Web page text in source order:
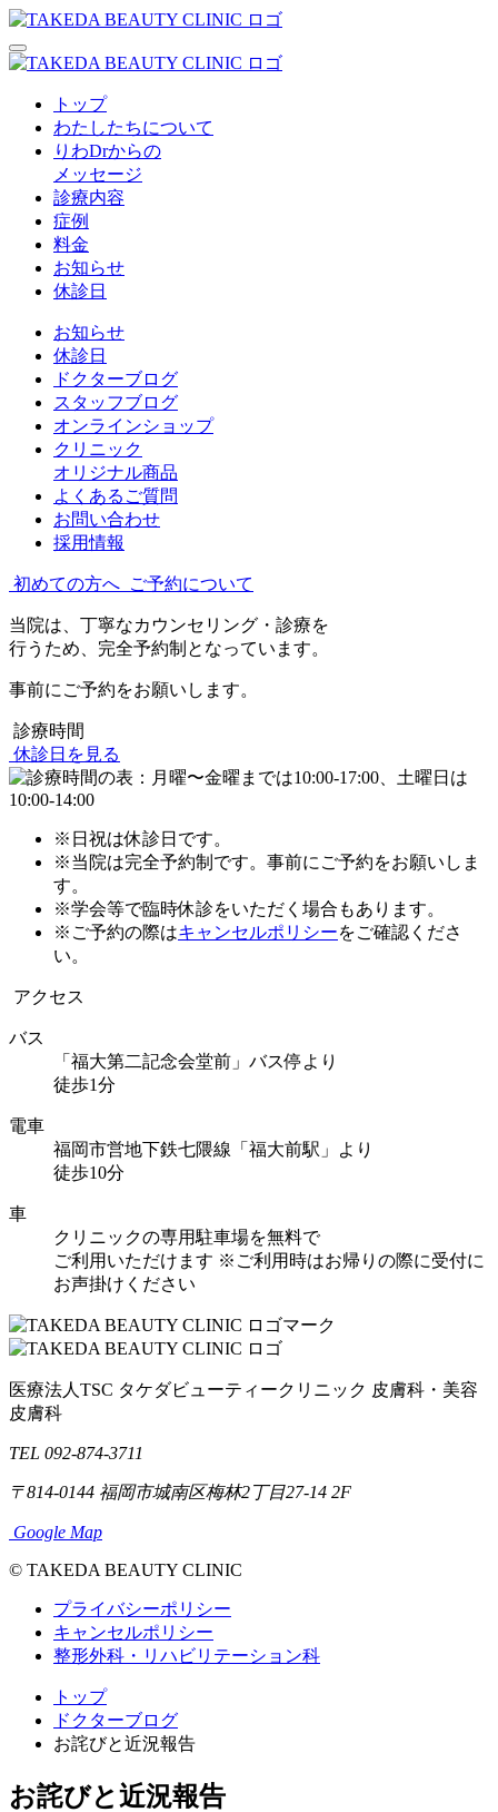
トップ
わたしたちについて
りわDrからの
メッセージ
診療内容
症例
料金
お知らせ
休診日
お知らせ
休診日
ドクターブログ
スタッフブログ
オンラインショップ
クリニック
オリジナル商品
よくあるご質問
お問い合わせ
採用情報
初めての方へ ご予約について
当院は、丁寧なカウンセリング・診療を
行うため、完全予約制となっています。
事前にご予約をお願いします。
診療時間
休診日を見る
※日祝は休診日です。
※当院は完全予約制です。事前にご予約をお願いしま
す。
※学会等で臨時休診をいただく場合もあります。
※ご予約の際はキャンセルポリシーをご確認くださ
い。
アクセス
バス
「福大第二記念会堂前」バス停より
徒歩1分
電車
福岡市営地下鉄七隈線「福大前駅」より
徒歩10分
車
クリニックの専用駐車場を無料で
ご利用いただけます ※ご利用時はお帰りの際に受付に
お声掛けください
医療法人TSC タケダビューティークリニック 皮膚科・美容
皮膚科
TEL 092-874-3711
〒814-0144 福岡市城南区梅林2丁目27-14 2F
Google Map
© TAKEDA BEAUTY CLINIC
プライバシーポリシー
キャンセルポリシー
整形外科・リハビリテーション科
トップ
ドクターブログ
お詫びと近況報告
お詫びと近況報告